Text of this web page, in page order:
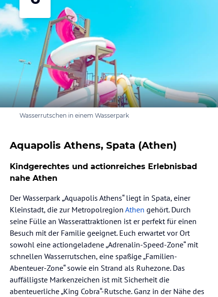
Wasserrutschen in einem Wasserpark
Aquapolis Athens, Spata (Athen)
Kindgerechtes und actionreiches Erlebnisbad
nahe Athen
Der Wasserpark „Aquapolis Athens“ liegt in Spata, einer
Kleinstadt, die zur Metropolregion Athen gehört. Durch
seine Fülle an Wasserattraktionen ist er perfekt für einen
Besuch mit der Familie geeignet. Euch erwartet vor Ort
sowohl eine actiongeladene „Adrenalin-Speed-Zone“ mit
schnellen Wasserrutschen, eine spaßige „Familien-
Abenteuer-Zone“ sowie ein Strand als Ruhezone. Das
auffälligste Markenzeichen ist mit Sicherheit die
abenteuerliche „King Cobra“-Rutsche. Ganz in der Nähe des